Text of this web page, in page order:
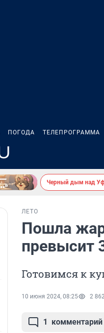
ПОГОДА ТЕЛЕПРОГРАММА
Черный дым над
ЛЕТО
Пошла
превысит
Готовимся к
10 июня 2024, 08:25 2
1 комментарий